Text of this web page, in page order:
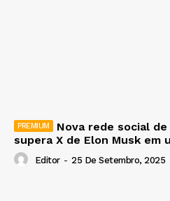
Nova rede social
supera X de Elon Musk em
Editor - 25 De Setembro, 2025